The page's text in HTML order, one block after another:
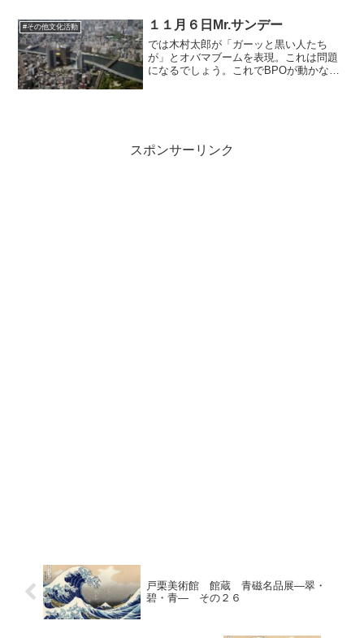
淵で普通に担えたでしょう。もっと広い
範囲の追悼施設が適当だとも...
#その他文化活動 １１月６日Mr.サンデー
では木村太郎が「ガーッと黒い人たち
が」とオバマブームを表現。これは問題
になるでしょう。これでBPOが動かなか
スポンサーリンク
戸栗美術館 館蔵 青磁名品展―翠・
碧・青― その２６